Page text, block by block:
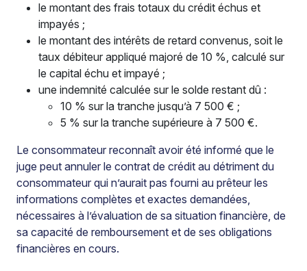
le montant des frais totaux du crédit échus et
impayés ;
le montant des intérêts de retard convenus, soit le
taux débiteur appliqué majoré de 10 %, calculé sur
le capital échu et impayé ;
une indemnité calculée sur le solde restant dû :
10 % sur la tranche jusqu’à 7 500 € ;
5 % sur la tranche supérieure à 7 500 €.
Le consommateur reconnaît avoir été informé que le
juge peut annuler le contrat de crédit au détriment du
consommateur qui n’aurait pas fourni au prêteur les
informations complètes et exactes demandées,
nécessaires à l’évaluation de sa situation financière, de
sa capacité de remboursement et de ses obligations
financières en cours.